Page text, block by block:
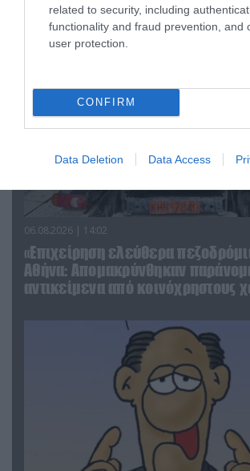
related to security, including
functionality and fraud prevention, and
user protection.
CONFIRM
Data Deletion Data Access
ΠΟΛΙΤΙΚΗ
06.08.2026 | 14:02
«Επιχείρηση ελεύθερα
Αθήνα: Απομακρύνθηκαν
αντικείμενα από κοινόχρηστους